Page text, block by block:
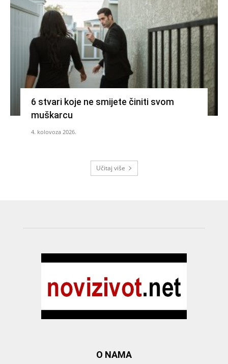
6 stvari koje ne smijete činiti svom
muškarcu
4. kolovoza 2026.
Učitaj više
O NAMA